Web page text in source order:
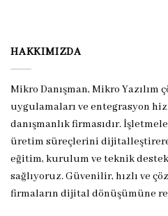
HAKKIMIZDA
Mikro Danışman, Mikro Yazılım
uygulamaları ve entegrasyon
danışmanlık firmasıdır.
üretim süreçlerini
eğitim, kurulum ve teknik
sağlıyoruz. Güvenilir, hızlı ve
firmaların dijital dönüşümüne